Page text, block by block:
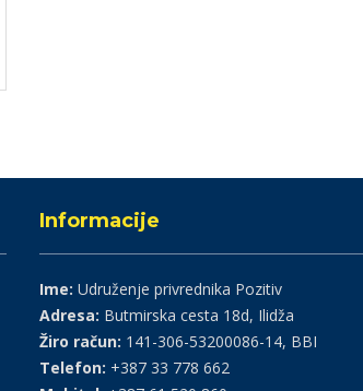
Informacije
Ime: Udruženje privrednika Pozitiv
Adresa: Butmirska cesta 18d, Ilidža
Žiro račun: 141-306-53200086-14, BBI
Telefon: +387 33 778 662